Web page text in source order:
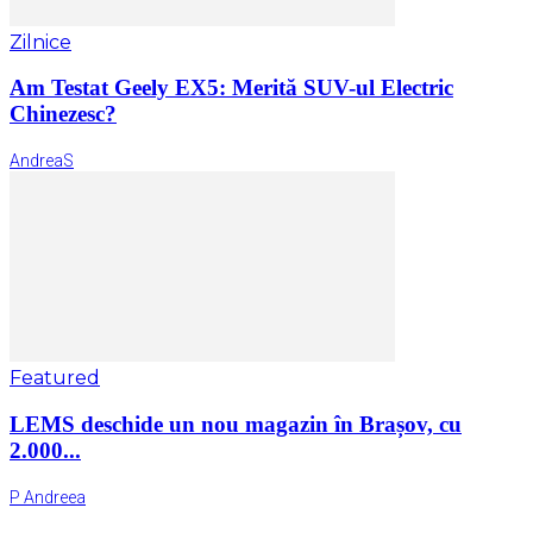
Zilnice
Am Testat Geely EX5: Merită SUV-ul Electric
Chinezesc?
AndreaS
Featured
LEMS deschide un nou magazin în Brașov, cu
2.000...
P Andreea